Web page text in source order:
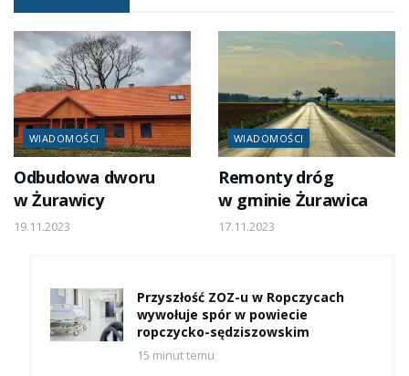
WIADOMOŚCI
Odbudowa dworu
w Żurawicy
19.11.2023
WIADOMOŚCI
Remonty dróg
w gminie Żurawica
17.11.2023
Przyszłość ZOZ-u w Ropczycach
wywołuje spór w powiecie
ropczycko-sędziszowskim
15 minut temu